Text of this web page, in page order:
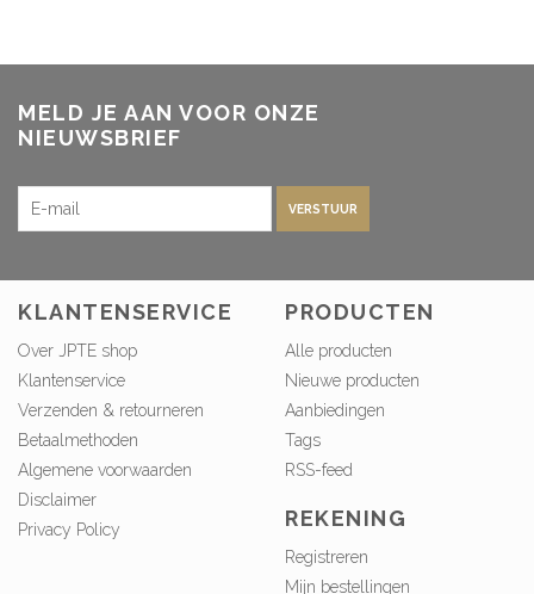
MELD JE AAN VOOR ONZE
NIEUWSBRIEF
VERSTUUR
KLANTENSERVICE
Over JPTE shop
Klantenservice
Verzenden & retourneren
Betaalmethoden
Algemene voorwaarden
Disclaimer
Privacy Policy
PRODUCTEN
Alle producten
Nieuwe producten
Aanbiedingen
Tags
RSS-feed
REKENING
Registreren
Mijn bestellingen